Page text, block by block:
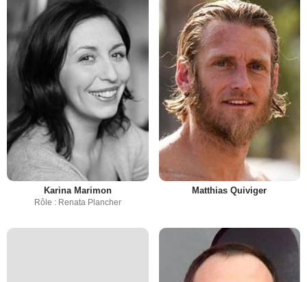
Karina Marimon
Rôle : Renata Plancher
Matthias Quiviger